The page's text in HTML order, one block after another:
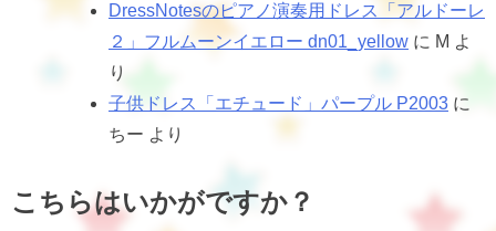
DressNotesのピアノ演奏用ドレス「アルドーレ
２」フルムーンイエロー dn01_yellow に M よ
り
子供ドレス「エチュード」パープル P2003 に
ちー より
こちらはいかがですか？